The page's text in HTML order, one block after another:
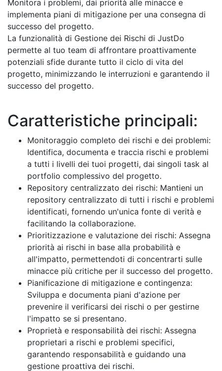
Monitora i problemi, dai priorità alle minacce e
implementa piani di mitigazione per una consegna di
successo del progetto.
La funzionalità di Gestione dei Rischi di JustDo
permette al tuo team di affrontare proattivamente
potenziali sfide durante tutto il ciclo di vita del
progetto, minimizzando le interruzioni e garantendo il
successo del progetto.
Caratteristiche principali:
Monitoraggio completo dei rischi e dei problemi:
Identifica, documenta e traccia rischi e problemi
a tutti i livelli dei tuoi progetti, dai singoli task al
portfolio complessivo del progetto.
Repository centralizzato dei rischi: Mantieni un
repository centralizzato di tutti i rischi e problemi
identificati, fornendo un'unica fonte di verità e
facilitando la collaborazione.
Prioritizzazione e valutazione dei rischi: Assegna
priorità ai rischi in base alla probabilità e
all'impatto, permettendoti di concentrarti sulle
minacce più critiche per il successo del progetto.
Pianificazione di mitigazione e contingenza:
Sviluppa e documenta piani d'azione per
prevenire il verificarsi dei rischi o per gestirne
l'impatto se si presentano.
Proprietà e responsabilità dei rischi: Assegna
proprietari a rischi e problemi specifici,
garantendo responsabilità e guidando una
gestione proattiva dei rischi.